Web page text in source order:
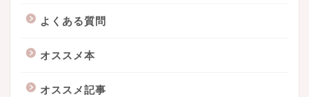
よくある質問
オススメ本
オススメ記事